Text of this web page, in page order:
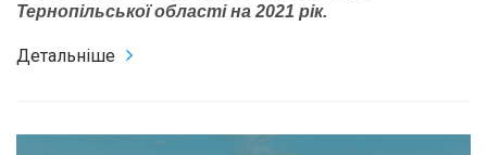
Тернопільської області на 2021 рік.
Детальніше